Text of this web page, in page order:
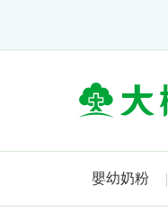
嬰幼奶粉